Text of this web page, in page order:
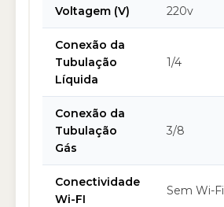
Voltagem (V) 220v
Conexão da
Tubulação
Líquida
1/4
Conexão da
Tubulação
Gás
3/8
Conectividade
Wi-FI
Sem Wi-Fi